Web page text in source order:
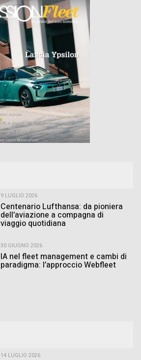
9 LUGLIO 2026
Centenario Lufthansa: da pioniera
dell’aviazione a compagna di
viaggio quotidiana
30 GIUGNO 2026
IA nel fleet management e cambi di
paradigma: l’approccio Webfleet
14 LUGLIO 2026